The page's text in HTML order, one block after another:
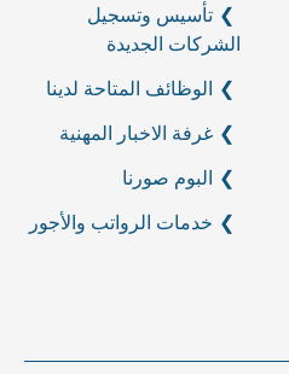
تأسيس وتسجيل
الشركات الجديدة
الوظائف المتاحة لدينا
غرفة الاخبار المهنية
البوم صورنا
خدمات الرواتب والأجور